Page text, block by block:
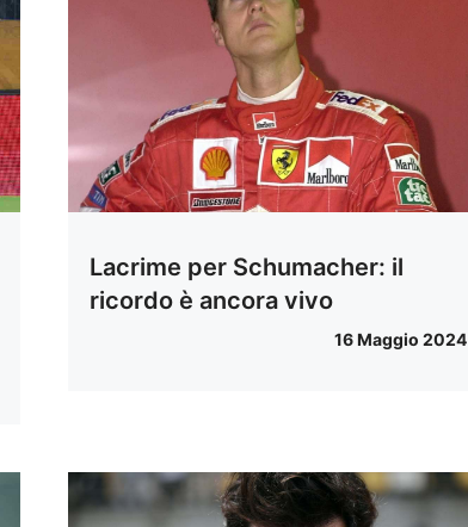
Lacrime per Schumacher: il
ricordo è ancora vivo
16 Maggio 2024